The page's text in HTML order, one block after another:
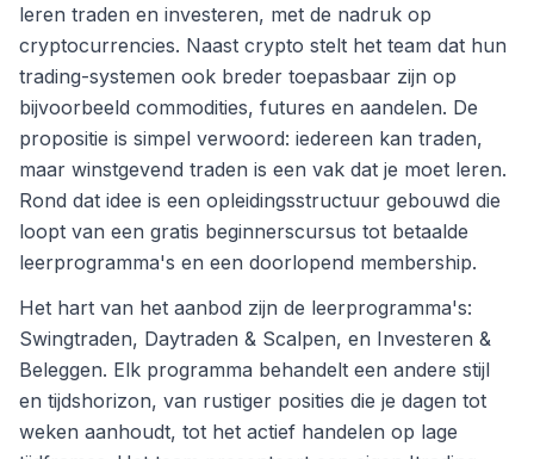
leren traden en investeren, met de nadruk op
cryptocurrencies. Naast crypto stelt het team dat hun
trading-systemen ook breder toepasbaar zijn op
bijvoorbeeld commodities, futures en aandelen. De
propositie is simpel verwoord: iedereen kan traden,
maar winstgevend traden is een vak dat je moet leren.
Rond dat idee is een opleidingsstructuur gebouwd die
loopt van een gratis beginnerscursus tot betaalde
leerprogramma's en een doorlopend membership.
Het hart van het aanbod zijn de leerprogramma's:
Swingtraden, Daytraden & Scalpen, en Investeren &
Beleggen. Elk programma behandelt een andere stijl
en tijdshorizon, van rustiger posities die je dagen tot
weken aanhoudt, tot het actief handelen op lage